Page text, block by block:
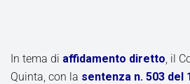
In tema di affidamento diretto, il
Quinta, con la sentenza n. 503 del